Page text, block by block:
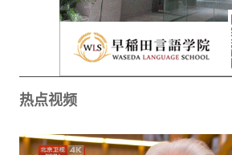
热点视频